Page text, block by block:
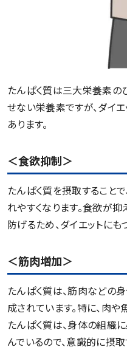
たんぱく質は三大栄養素の
せない栄養素ですが、ダイ
あります。
＜食欲抑制＞
たんぱく質を摂取すること
れやすくなります。食欲が
防げるため、ダイエットにも
＜筋肉増加＞
たんぱく質は、筋肉などの
成されています。特に、肉
たんぱく質は、身体の組織
んでいるので、意識的に摂